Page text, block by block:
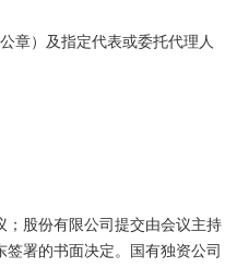
章）及指定代表或委托代理人
股份有限公司提交由会议主持
署的书面决定。国有独资公司